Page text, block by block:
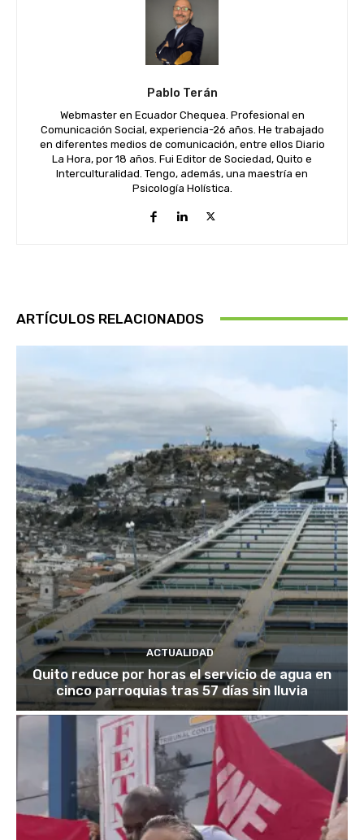
Pablo Terán
Webmaster en Ecuador Chequea. Profesional en
Comunicación Social, experiencia-26 años. He trabajado
en diferentes medios de comunicación, entre ellos Diario
La Hora, por 18 años. Fui Editor de Sociedad, Quito e
Interculturalidad. Tengo, además, una maestría en
Psicología Holística.
ARTÍCULOS RELACIONADOS
ACTUALIDAD
Quito reduce por horas el servicio de agua en
cinco parroquias tras 57 días sin lluvia